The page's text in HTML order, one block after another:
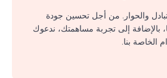
والحوار. من أجل تحسين جودة
بالإضافة إلى تجربة مساهمتك، ندعوك
الخاصة بنا.